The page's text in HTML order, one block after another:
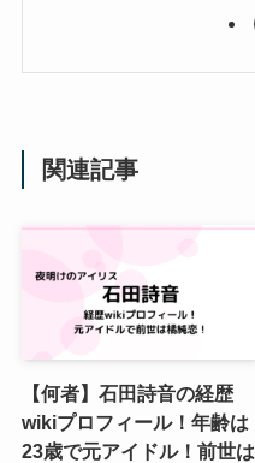
関連記事
【何者】石田詩音の経歴
wikiプロフィール！年齢は
23歳で元アイドル！前世は